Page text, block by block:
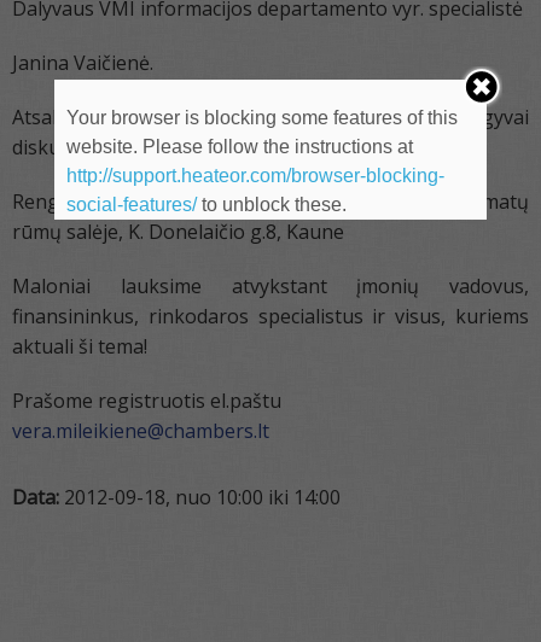
Dalyvaus VMI informacijos departamento vyr. specialistė
Janina Vaičienė.
Atsakys į Jūsų raštu pateiktus klausimus, gyvai
diskutuosime visiems rūpima tema.
Renginys vyks Kauno prekybos, pramonės ir amatų
rūmų salėje, K. Donelaičio g.8, Kaune
Maloniai lauksime atvykstant įmonių vadovus,
finansininkus, rinkodaros specialistus ir visus, kuriems
aktuali ši tema!
Prašome registruotis el.paštu
vera.mileikiene@chambers.lt
Data: 2012-09-18, nuo 10:00 iki 14:00
Your browser is blocking some features of this
website. Please follow the instructions at
http://support.heateor.com/browser-blocking-
social-features/to unblock these.